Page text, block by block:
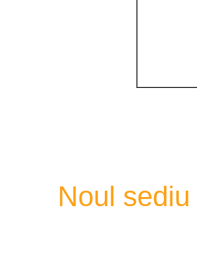
Noul